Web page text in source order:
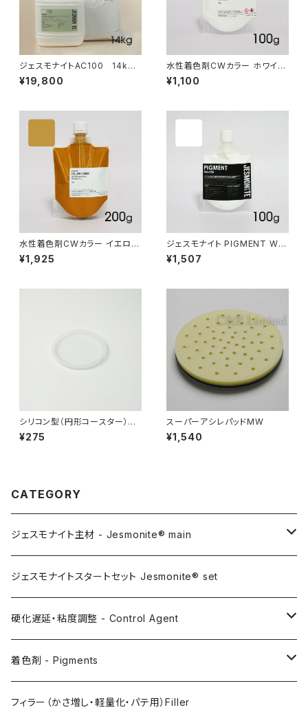
ジェスモナイトAC100 14kg
セット
¥19,800
水性着色剤CWカラー ホワイト
100g
¥1,100
水性着色剤CWカラー イエロー
オーカー 200g
¥1,925
ジェスモナイト PIGMENT WHI
TE 100g（着色剤:白 100g）
¥1,507
シリコン型（円形コースター）85
mm
¥275
スーパーアシレパッドMW
¥1,540
CATEGORY
ジェスモナイト主材 - Jesmonite® main
AC100
AC200
AC730
FLEX METAL
ジェスモナイトスタートセット Jesmonite® set
硬化遅延・粘度調整 - Control Agent
Retarder（硬化遅延剤）
Thixotrope for AC100（増粘・タレ止め剤）
着色剤 - Pigments
Jesmonite製Pigments
フィラー（かさ増し・軽量化・パテ用）Filler